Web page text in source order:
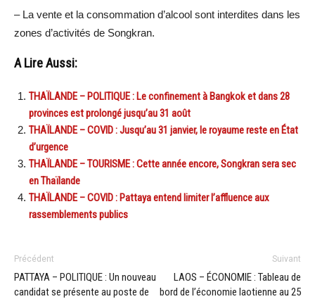
– La vente et la consommation d’alcool sont interdites dans les
zones d’activités de Songkran.
A Lire Aussi:
THAÏLANDE – POLITIQUE : Le confinement à Bangkok et dans 28
provinces est prolongé jusqu’au 31 août
THAÏLANDE – COVID : Jusqu’au 31 janvier, le royaume reste en État
d’urgence
THAÏLANDE – TOURISME : Cette année encore, Songkran sera sec
en Thaïlande
THAÏLANDE – COVID : Pattaya entend limiter l’affluence aux
rassemblements publics
Précédent
PATTAYA – POLITIQUE : Un nouveau
candidat se présente au poste de
Suivant
LAOS – ÉCONOMIE : Tableau de
bord de l’économie laotienne au 25